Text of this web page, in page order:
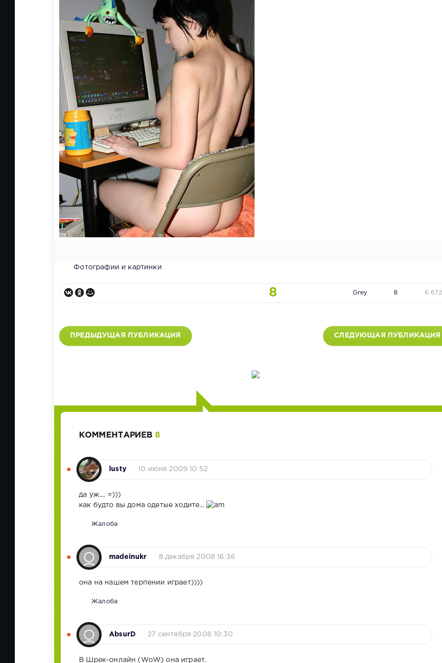
Фотографии и картинки
8 Grey 8 6
ПРЕДЫДУЩАЯ ПУБЛИКАЦИЯ СЛЕДУЮЩАЯ ПУБЛИКАЦИЯ
КОММЕНТАРИЕВ 8
lusty 10 июня 2009 10:52
да уж.... =)))
как будто вы дома одетые ходите...
Жалоба
madeinukr 8 декабря 2008 16:36
она на нашем терпении играет))))
Жалоба
AbsurD 27 сентября 2008 10:30
В Шрек-онлайн (WoW) она играет.